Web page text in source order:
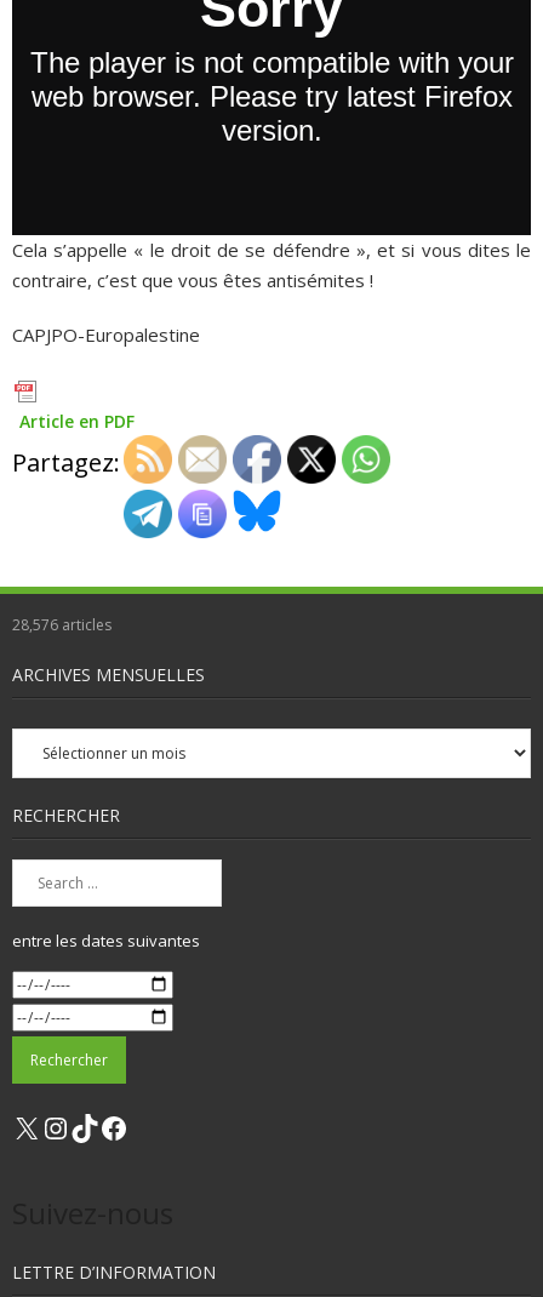
Cela s’appelle « le droit de se défendre », et si vous dites le
contraire, c’est que vous êtes antisémites !
CAPJPO-Europalestine
Article en PDF
Partagez:
28,576 articles
ARCHIVES MENSUELLES
Archives
mensuelles
RECHERCHER
entre les dates suivantes
X Instagram
TikTok
LETTRE D’INFORMATION